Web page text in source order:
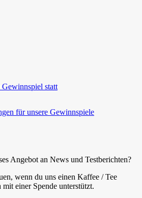
statt
für unsere Gewinnspiele
Angebot an News und Testberichten?
wenn du uns einen Kaffee / Tee
einer Spende unterstützt.